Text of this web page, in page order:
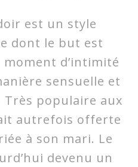
est un style
dont le but est
d’intimité
sensuelle et
Très populaire aux
autrefois offerte
à son mari. Le
devenu un